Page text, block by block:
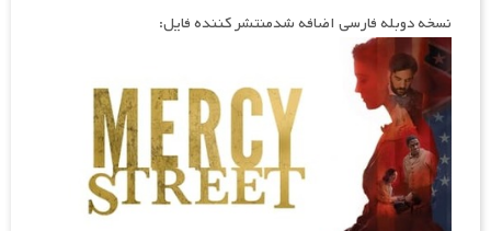
نسخه دوبله فارسی اضافه شدمنتشر کننده فایل: